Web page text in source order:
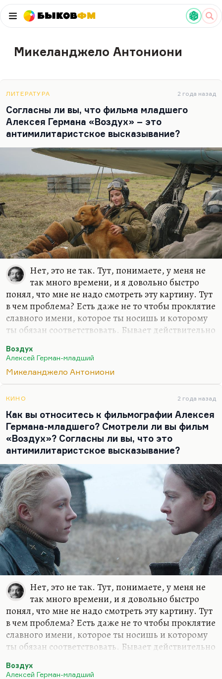
БыковФМ
Микеланджело Антониони
ЛИТЕРАТУРА 2 года назад
Согласны ли вы, что фильма младшего
Алексея Германа «Воздух» – это
антимилитаристское высказывание?
Нет, это не так. Тут, понимаете, у меня не
так много времени, и я довольно быстро
понял, что мне не надо смотреть эту картину. Тут
в чем проблема? Есть даже не то чтобы проклятие
славного имени, которое ты носишь и которому
ты обязан соответствовать. Бывает действительно
совершенно нет художественного таланта.
Все, что делает Алексей Герман-младший, может
антимилитаристский пафос, которого там,
правда, по-моему, нет. Но это мое мнение. Но
это неталантливо, это ослепительно
неталантливо, это лишено того дуновения гения,
которое было в картинах Германа-среднего, и
которое иногда (не всегда) появляется в…
Воздух
Алексей Герман-младший
Микеланджело Антониони
КИНО 2 года назад
Как вы относитесь к фильмографии Алексея
Германа-младшего? Смотрели ли вы фильм
«Воздух»? Согласны ли вы, что это
антимилитаристское высказывание?
Нет, это не так. Тут, понимаете, у меня не
так много времени, и я довольно быстро
понял, что мне не надо смотреть эту картину. Тут
в чем проблема? Есть даже не то чтобы проклятие
славного имени, которое ты носишь и которому
ты обязан соответствовать. Бывает действительно
совершенно нет художественного таланта.
Воздух
Алексей Герман-младший